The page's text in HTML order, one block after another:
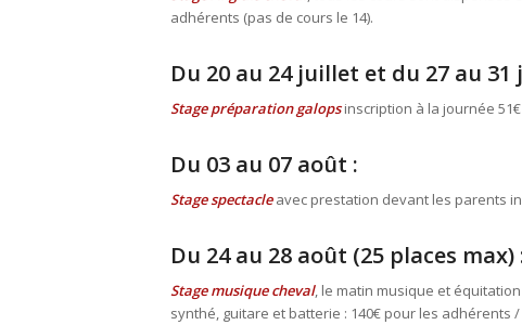
adhérents (pas de cours le 14).
Du 20 au 24 juillet et du 27 au
Stage préparation galopsinscription à la journée
Du 03 au 07 août :
Stage spectacleavec prestation devant les parents
Du 24 au 28 août (25 places max)
Stage musique cheval, le matin musique et
synthé, guitare et batterie : 140€ pour les adhérents